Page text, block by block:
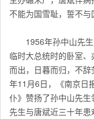
不能为国雪耻，誓不与
1956年孙中山先生
临时大总统时的卧室
而出，日暮而归，不
年11月6日，《南京日
仆》赞扬了孙中山先
先生与唐斌近三十年